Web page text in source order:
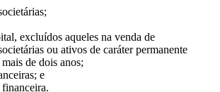
excluídos aqueles na venda de
ou ativos de caráter permanente
de dois anos;
e